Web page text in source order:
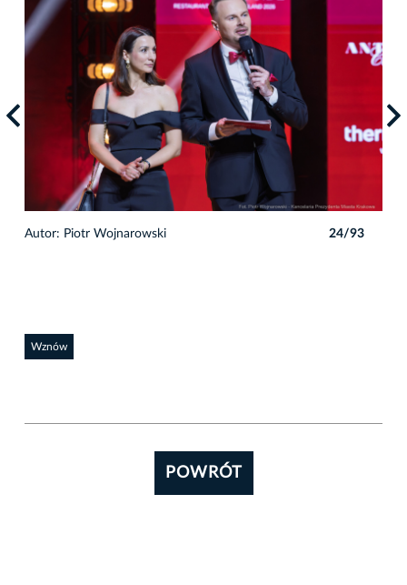
Autor: Piotr Wojnarowski 24/93
Wznów
POWRÓT